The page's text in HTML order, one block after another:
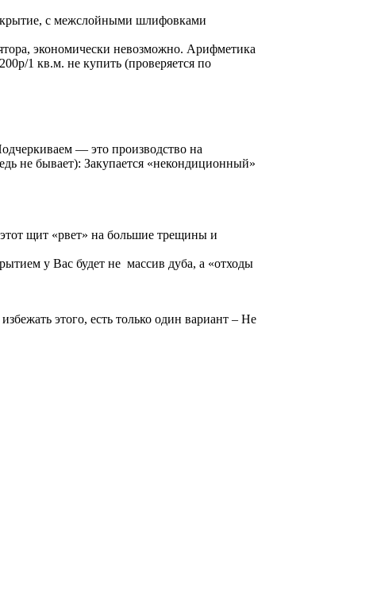
с межслойными шлифовками
экономически невозможно. Арифметика
1 кв.м. не купить (проверяется по
— это производство на
не бывает): Закупается «некондиционный»
щит «рвет» на большие трещины и
у Вас будет не массив дуба, а «отходы
этого, есть только один вариант – Не